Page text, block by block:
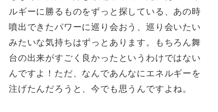
ルギーに勝るものをずっと探している、あの時
噴出できたパワーに巡り会おう、巡り会いたい
みたいな気持ちはずっとあります。もちろん舞
台の出来がすごく良かったというわけではない
んですよ！ただ、なんであんなにエネルギーを
注げたんだろうと、今でも思うんですよね。